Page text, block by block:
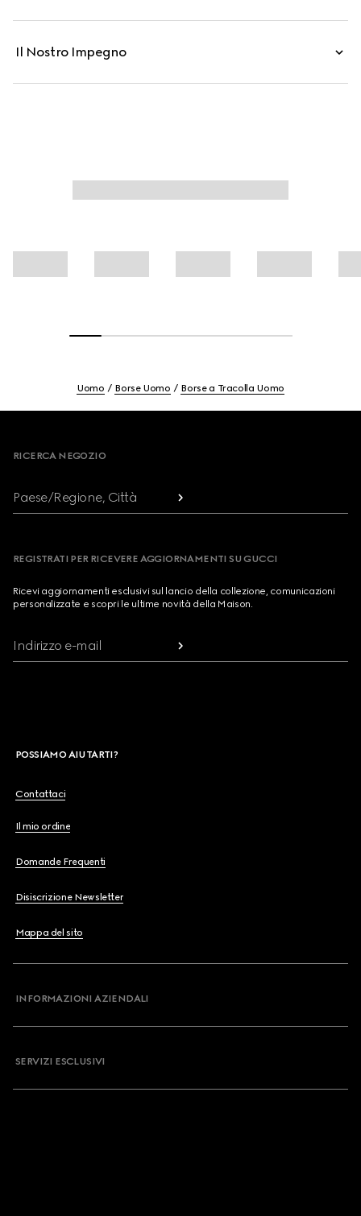
Il Nostro Impegno
Uomo Borse Uomo Borse a Tracolla Uomo
RICERCA NEGOZIO
Paese/Regione, Città
REGISTRATI PER RICEVERE AGGIORNAMENTI SU GUCCI
Ricevi aggiornamenti esclusivi sul lancio della collezione, comunicazioni
personalizzate e scopri le ultime novità della Maison.
Indirizzo e-mail
POSSIAMO AIUTARTI?
Contattaci
Il mio ordine
Domande Frequenti
Disiscrizione Newsletter
Mappa del sito
INFORMAZIONI AZIENDALI
SERVIZI ESCLUSIVI